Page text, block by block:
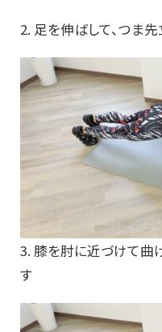
2. 足を伸ばして、つま
3. 膝を肘に近づけて曲
す